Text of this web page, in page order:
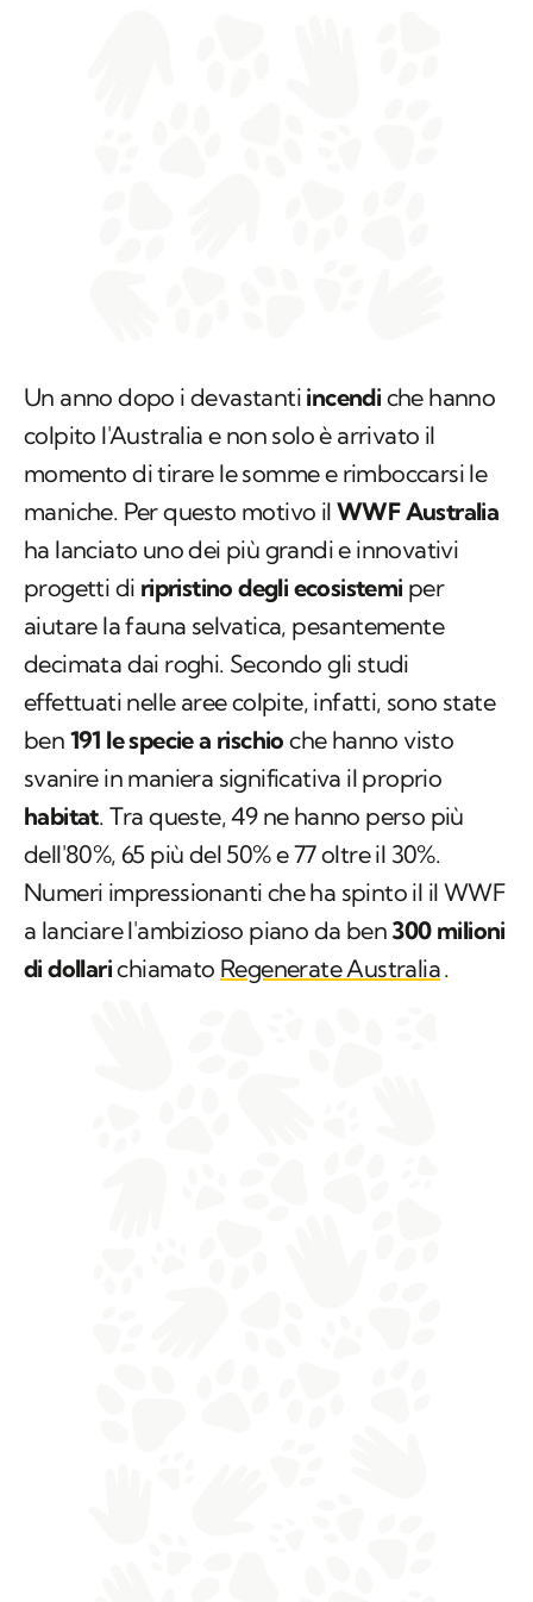
Un anno dopo i devastanti incendi che hanno
colpito l'Australia e non solo è arrivato il
momento di tirare le somme e rimboccarsi le
maniche. Per questo motivo il WWF Australia
ha lanciato uno dei più grandi e innovativi
progetti di ripristino degli ecosistemi per
aiutare la fauna selvatica, pesantemente
decimata dai roghi. Secondo gli studi
effettuati nelle aree colpite, infatti, sono state
ben 191 le speciea rischio che hanno visto
svanire in maniera significativa il proprio
habitat. Tra queste, 49 ne hanno perso più
dell'80%, 65 più del 50% e 77 oltre il 30%.
Numeri impressionanti che ha spinto il il WWF
a lanciare l'ambizioso piano da ben 300 milioni
di dollarichiamato Regenerate Australia.